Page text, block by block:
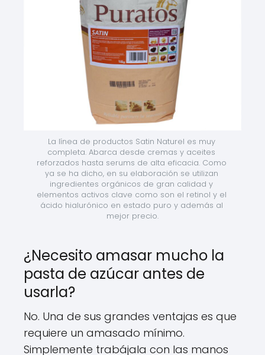
La línea de productos Satin Naturel es muy
completa. Abarca desde cremas y aceites
reforzados hasta serums de alta eficacia. Como
ya se ha dicho, en su elaboración se utilizan
ingredientes orgánicos de gran calidad y
elementos activos clave como son el retinol y el
ácido hialurónico en estado puro y además al
mejor precio.
¿Necesito amasar mucho la
pasta de azúcar antes de
usarla?
No. Una de sus grandes ventajas es que
requiere un amasado mínimo.
Simplemente trabájala con las manos